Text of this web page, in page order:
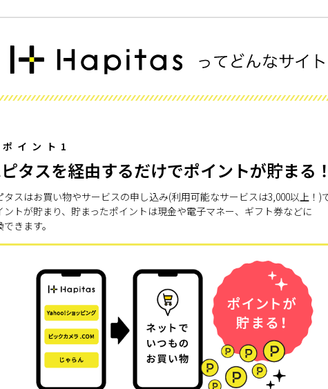
ポイント1
タスを経由するだけでポイントが貯まる
タスはお買い物やサービスの申し込み(利用可能なサービスは3,000以上！)
ントが貯まり、貯まったポイントは現金や電子マネー、ギフト券などに
きます。